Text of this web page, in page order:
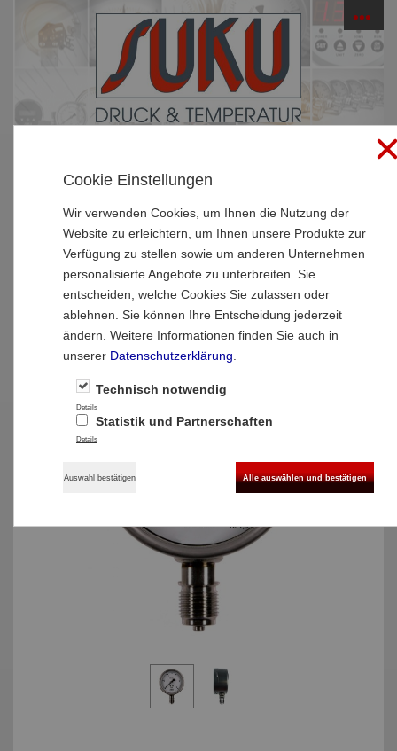
Manometer
Rohrfedermanometer - hochwertige Ausführung
Typ 6325, Rohrfedermanometer NG100,
Chemieausführung, füllfähig, Anschluss
unten
Cookie Einstellungen
Wir verwenden Cookies, um Ihnen die Nutzung der
Website zu erleichtern, um Ihnen unsere Produkte zur
Verfügung zu stellen sowie um anderen Unternehmen
personalisierte Angebote zu unterbreiten. Sie
entscheiden, welche Cookies Sie zulassen oder
ablehnen. Sie können Ihre Entscheidung jederzeit
ändern. Weitere Informationen finden Sie auch in
unserer Datenschutzerklärung
Technisch notwendig
Details
Statistik und Partnerschaften
Details
Auswahl bestätigen Alle auswählen und bestätigen